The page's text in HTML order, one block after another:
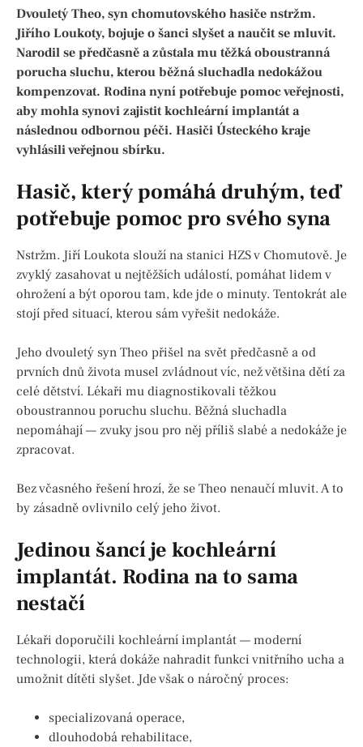
Dvouletý Theo, syn chomutovského hasiče nstržm.
Jiřího Loukoty, bojuje o šanci slyšet a naučit se mluvit.
Narodil se předčasně a zůstala mu těžká oboustranná
porucha sluchu, kterou běžná sluchadla nedokážou
kompenzovat. Rodina nyní potřebuje pomoc veřejnosti,
aby mohla synovi zajistit kochleární implantát a
následnou odbornou péči. Hasiči Ústeckého kraje
vyhlásili veřejnou sbírku.
Hasič, který pomáhá druhým, teď
potřebuje pomoc pro svého syna
Nstržm. Jiří Loukota slouží na stanici HZS v Chomutově. Je
zvyklý zasahovat u nejtěžších událostí, pomáhat lidem v
ohrožení a být oporou tam, kde jde o minuty. Tentokrát ale
stojí před situací, kterou sám vyřešit nedokáže.
Jeho dvouletý syn Theo přišel na svět předčasně a od
prvních dnů života musel zvládnout víc, než většina dětí za
celé dětství. Lékaři mu diagnostikovali těžkou
oboustrannou poruchu sluchu. Běžná sluchadla
nepomáhají — zvuky jsou pro něj příliš slabé a nedokáže je
zpracovat.
Bez včasného řešení hrozí, že se Theo nenaučí mluvit. A to
by zásadně ovlivnilo celý jeho život.
Jedinou šancí je kochleární
implantát. Rodina na to sama
nestačí
Lékaři doporučili kochleární implantát — moderní
technologii, která dokáže nahradit funkci vnitřního ucha a
umožnit dítěti slyšet. Jde však o náročný proces:
specializovaná operace,
dlouhodobá rehabilitace,